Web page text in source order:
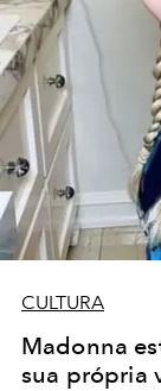
CULTURA
Madonna
sua própria